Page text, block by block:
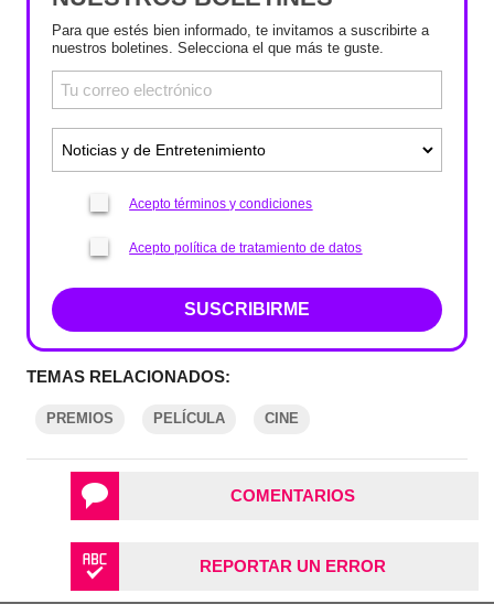
Para que estés bien informado, te invitamos a suscribirte a
nuestros boletines. Selecciona el que más te guste.
Acepto términos y condiciones
Acepto política de tratamiento de datos
SUSCRIBIRME
TEMAS RELACIONADOS:
PREMIOS PELÍCULA CINE
COMENTARIOS
REPORTAR UN ERROR